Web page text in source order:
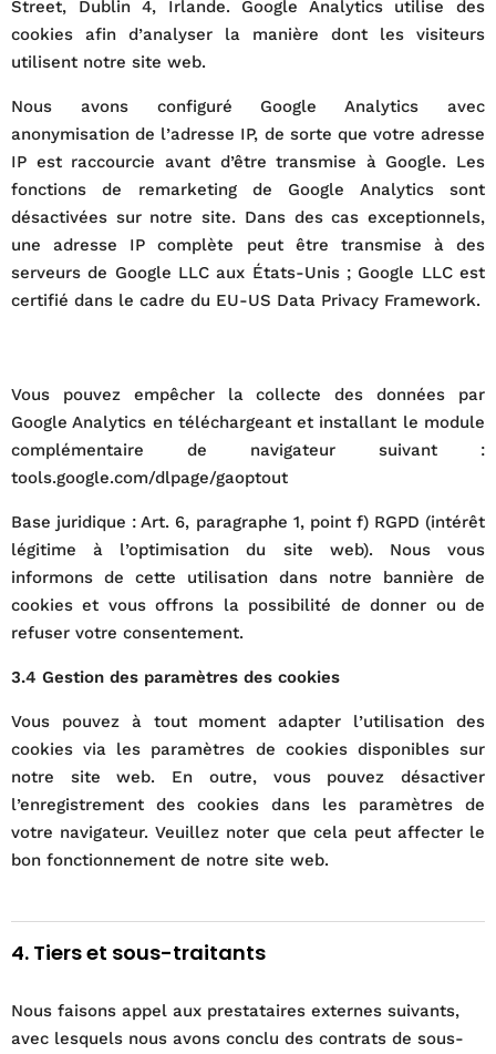
Street, Dublin 4, Irlande. Google Analytics utilise des
cookies afin d’analyser la manière dont les visiteurs
utilisent notre site web.
Nous avons configuré Google Analytics avec
anonymisation de l’adresse IP, de sorte que votre adresse
IP est raccourcie avant d’être transmise à Google. Les
fonctions de remarketing de Google Analytics sont
désactivées sur notre site. Dans des cas exceptionnels,
une adresse IP complète peut être transmise à des
serveurs de Google LLC aux États-Unis ; Google LLC est
certifié dans le cadre du EU-US Data Privacy Framework.
Vous pouvez empêcher la collecte des données par
Google Analytics en téléchargeant et installant le module
complémentaire de navigateur suivant :
tools.google.com/dlpage/gaoptout
Base juridique : Art. 6, paragraphe 1, point f) RGPD (intérêt
légitime à l’optimisation du site web). Nous vous
informons de cette utilisation dans notre bannière de
cookies et vous offrons la possibilité de donner ou de
refuser votre consentement.
3.4 Gestion des paramètres des cookies
Vous pouvez à tout moment adapter l’utilisation des
cookies via les paramètres de cookies disponibles sur
notre site web. En outre, vous pouvez désactiver
l’enregistrement des cookies dans les paramètres de
votre navigateur. Veuillez noter que cela peut affecter le
bon fonctionnement de notre site web.
4. Tiers et sous-traitants
Nous faisons appel aux prestataires externes suivants,
avec lesquels nous avons conclu des contrats de sous-